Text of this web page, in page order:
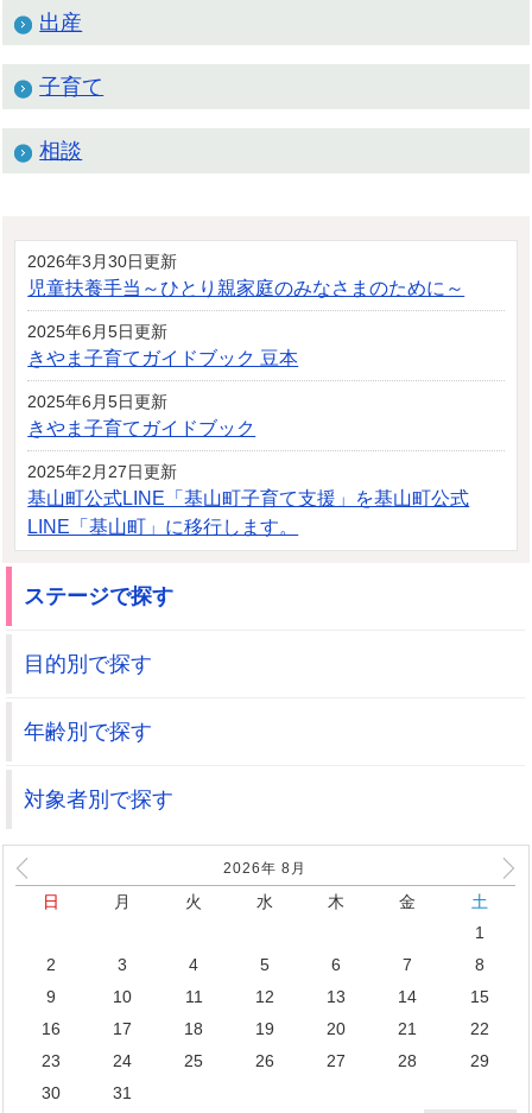
出産
子育て
相談
2026年3月30日更新
児童扶養手当～ひとり親家庭のみなさまのために～
2025年6月5日更新
きやま子育てガイドブック 豆本
2025年6月5日更新
きやま子育てガイドブック
2025年2月27日更新
基山町公式LINE「基山町子育て支援」を基山町公式
LINE「基山町」に移行します。
ステージで探す
目的別で探す
年齢別で探す
対象者別で探す
2026年 8 月
日 月 火 水 木 金
土
1
2
3 4 5 6 7
8
9
10 11 12 13 14
15
16
17 18 19 20 21
22
23
24 25 26 27 28
29
30
31